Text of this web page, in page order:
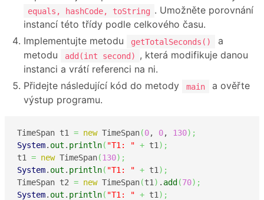
equals, hashCode, toString . Umožněte porovnání
instancí této třídy podle celkového času.
Implementujte metodu
getTotalSeconds()
a
metodu
add(int second)
, která modifikuje danou
instanci a vrátí referenci na ni.
Přidejte následující kód do metody
main
a ověřte
výstup programu.
TimeSpan t1 = new TimeSpan(0, 0, 130) ;
System. out . println( "T1: " + t1 ) ;
t1 = new TimeSpan(130) ;
System. out . println( "T1: " + t1 ) ;
TimeSpan t2 = new TimeSpan(t1 ) . add (70) ;
System. out . println( "T1: " + t1 ) ;